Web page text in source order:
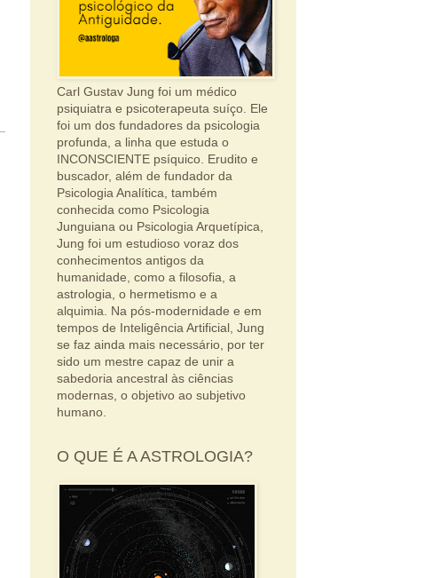
Carl Gustav Jung foi um médico
psiquiatra e psicoterapeuta suíço. Ele
foi um dos fundadores da psicologia
profunda, a linha que estuda o
INCONSCIENTE psíquico. Erudito e
buscador, além de fundador da
Psicologia Analítica, também
conhecida como Psicologia
Junguiana ou Psicologia Arquetípica,
Jung foi um estudioso voraz dos
conhecimentos antigos da
humanidade, como a filosofia, a
astrologia, o hermetismo e a
alquimia. Na pós-modernidade e em
tempos de Inteligência Artificial, Jung
se faz ainda mais necessário, por ter
sido um mestre capaz de unir a
sabedoria ancestral às ciências
modernas, o objetivo ao subjetivo
humano.
O QUE É A ASTROLOGIA?